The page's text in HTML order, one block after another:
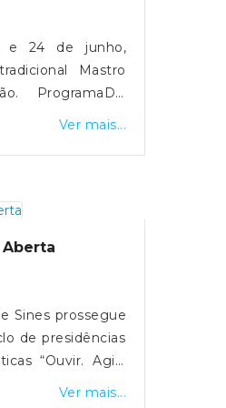
e 24 de junho,
Mastro
ProgramaDia
da Marcha
- Derrune do
- Desfile
- Continuação do
Ver mais...
Sines prossegue
de presidências
“Ouvir. Agir”
de 8 a 12 de
Ver mais...